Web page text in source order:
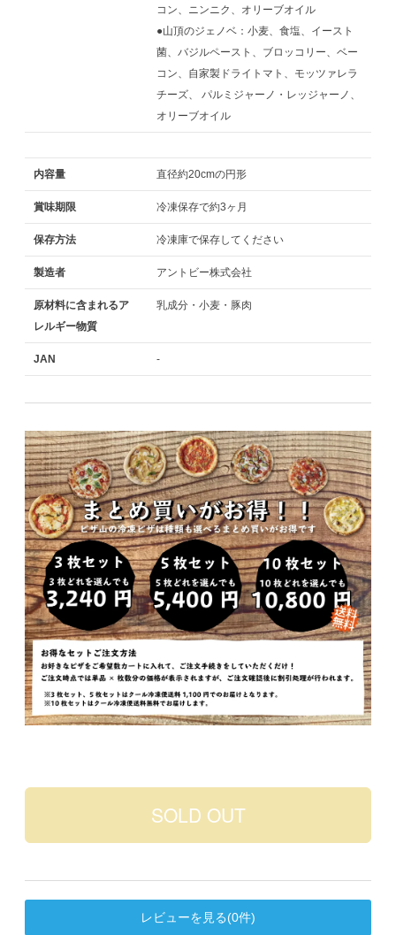
コン、ニンニク、オリーブオイル
●山頂のジェノベ：小麦、食塩、イースト
菌、バジルペースト、ブロッコリー、ベー
コン、自家製ドライトマト、モッツァレラ
チーズ、 パルミジャーノ・レッジャーノ、
オリーブオイル
内容量 直径約20cmの円形
賞味期限 冷凍保存で約3ヶ月
保存方法 冷凍庫で保存してください
製造者 アントビー株式会社
原材料に含まれるア
レルギー物質
乳成分・小麦・豚肉
JAN -
レビューを見る(0件)